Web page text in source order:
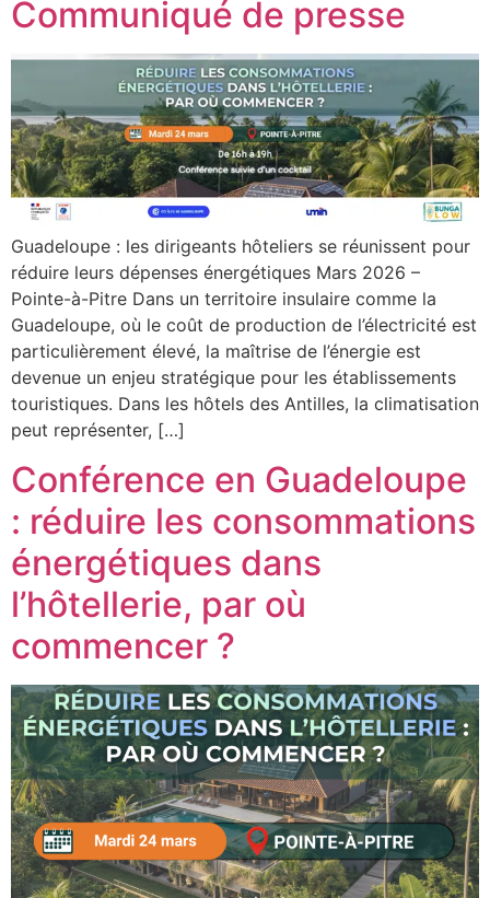
Communiqué de presse
Guadeloupe : les dirigeants hôteliers se réunissent pour
réduire leurs dépenses énergétiques Mars 2026 –
Pointe-à-Pitre Dans un territoire insulaire comme la
Guadeloupe, où le coût de production de l’électricité est
particulièrement élevé, la maîtrise de l’énergie est
devenue un enjeu stratégique pour les établissements
touristiques. Dans les hôtels des Antilles, la climatisation
peut représenter, […]
Conférence en Guadeloupe
: réduire les consommations
énergétiques dans
l’hôtellerie, par où
commencer ?